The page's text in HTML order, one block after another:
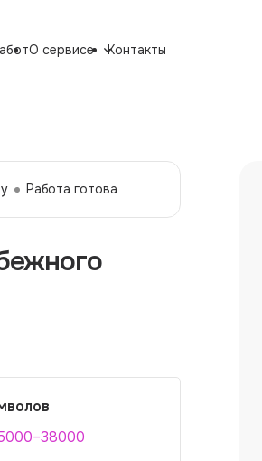
О сервисе Контакты
Работа готова